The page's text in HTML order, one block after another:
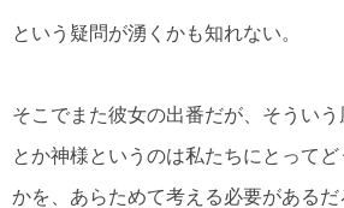
という疑問が湧くかも知れない。
そこでまた彼女の出番だが、そうい
とか神様というのは私たちにとって
かを、あらためて考える必要があるだ